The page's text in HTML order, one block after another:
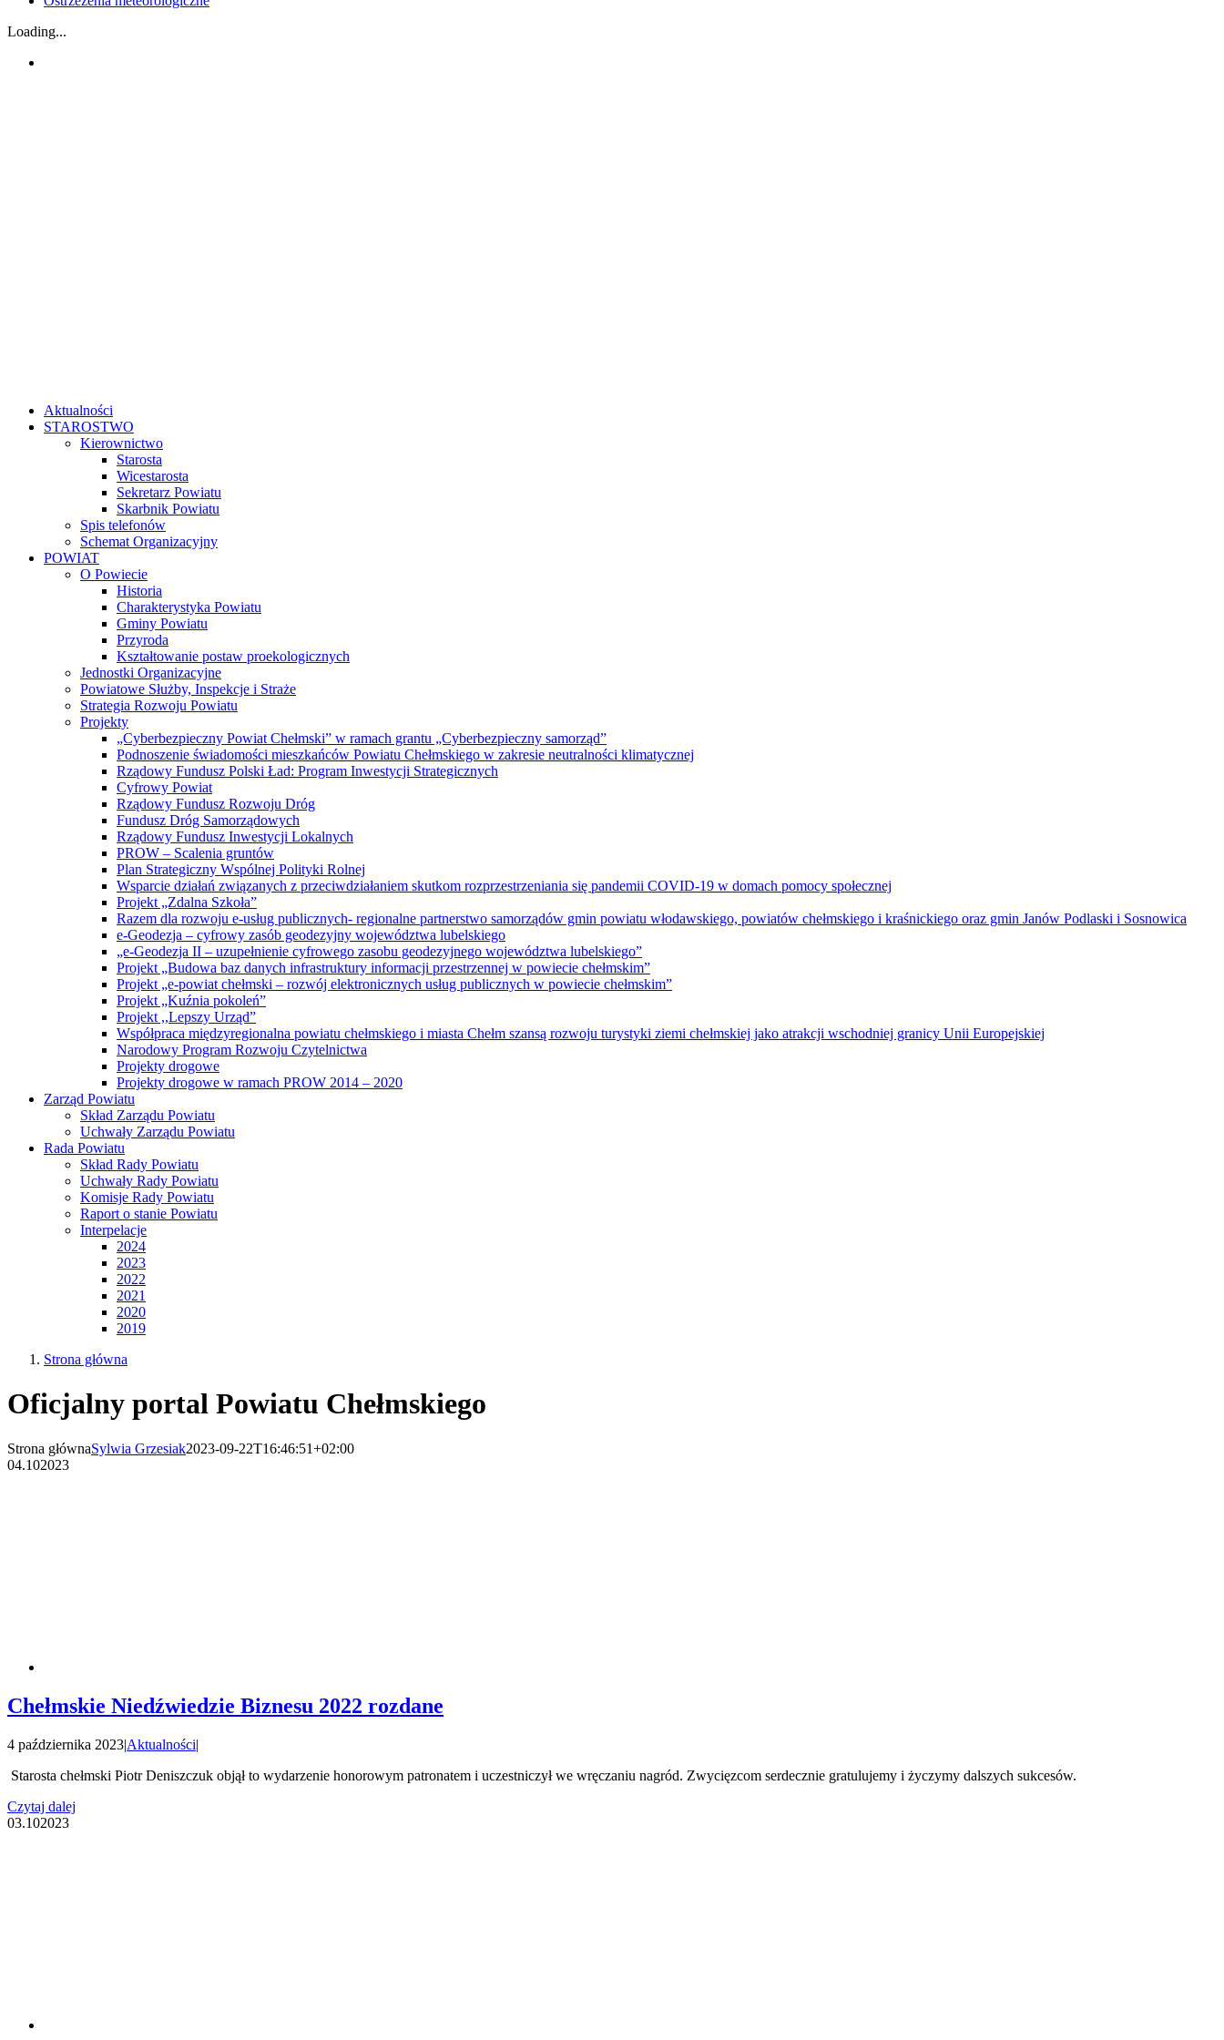
Loading...
Aktualności
STAROSTWO
Kierownictwo
Starosta
Wicestarosta
Sekretarz Powiatu
Skarbnik Powiatu
Spis telefonów
Schemat Organizacyjny
POWIAT
O Powiecie
Historia
Charakterystyka Powiatu
Gminy Powiatu
Przyroda
Kształtowanie postaw proekologicznych
Jednostki Organizacyjne
Powiatowe Służby, Inspekcje i Straże
Strategia Rozwoju Powiatu
Projekty
„Cyberbezpieczny Powiat Chełmski” w ramach grantu „Cyberbezpieczny samorząd”
Podnoszenie świadomości mieszkańców Powiatu Chełmskiego w zakresie neutralności klimatycznej
Rządowy Fundusz Polski Ład: Program Inwestycji Strategicznych
Cyfrowy Powiat
Rządowy Fundusz Rozwoju Dróg
Fundusz Dróg Samorządowych
Rządowy Fundusz Inwestycji Lokalnych
PROW – Scalenia gruntów
Plan Strategiczny Wspólnej Polityki Rolnej
Wsparcie działań związanych z przeciwdziałaniem skutkom rozprzestrzeniania się pandemii COVID-19 w domach pomocy społecznej
Projekt „Zdalna Szkoła”
Razem dla rozwoju e-usług publicznych- regionalne partnerstwo samorządów gmin powiatu włodawskiego, powiatów chełmskiego i kraśnickiego oraz gmin Janów Podlaski i Sosnowica
e-Geodezja – cyfrowy zasób geodezyjny województwa lubelskiego
„e-Geodezja II – uzupełnienie cyfrowego zasobu geodezyjnego województwa lubelskiego”
Projekt „Budowa baz danych infrastruktury informacji przestrzennej w powiecie chełmskim”
Projekt „e-powiat chełmski – rozwój elektronicznych usług publicznych w powiecie chełmskim”
Projekt „Kuźnia pokoleń”
Projekt ,,Lepszy Urząd”
Współpraca międzyregionalna powiatu chełmskiego i miasta Chełm szansą rozwoju turystyki ziemi chełmskiej jako atrakcji wschodniej granicy Unii Europejskiej
Narodowy Program Rozwoju Czytelnictwa
Projekty drogowe
Projekty drogowe w ramach PROW 2014 – 2020
Zarząd Powiatu
Skład Zarządu Powiatu
Uchwały Zarządu Powiatu
Rada Powiatu
Skład Rady Powiatu
Uchwały Rady Powiatu
Komisje Rady Powiatu
Raport o stanie Powiatu
Interpelacje
2024
2023
2022
2021
2020
2019
Strona główna
Oficjalny portal Powiatu Chełmskiego
Strona głównaSylwia Grzesiak2023-09-22T16:46:51+02:00
04.102023
Chełmskie Niedźwiedzie Biznesu 2022 rozdane
4 października 2023|Aktualności|
Starosta chełmski Piotr Deniszczuk objął to wydarzenie honorowym patronatem i uczestniczył we wręczaniu nagród. Zwycięzcom serdecznie gratulujemy i życzymy dalszych sukcesów.
Czytaj dalej
03.102023